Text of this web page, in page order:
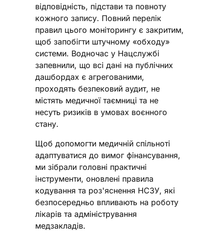
відповідність, підстави та повноту
кожного запису. Повний перелік
правил цього моніторингу є закритим,
щоб запобігти штучному «обходу»
системи. Водночас у Нацслужбі
запевнили, що всі дані на публічних
дашбордах є агрегованими,
проходять безпековий аудит, не
містять медичної таємниці та не
несуть ризиків в умовах воєнного
стану.
Щоб допомогти медичній спільноті
адаптуватися до вимог фінансування,
ми зібрали головні практичні
інструменти, оновлені правила
кодування та роз'яснення НСЗУ, які
безпосередньо впливають на роботу
лікарів та адміністрування
медзакладів.